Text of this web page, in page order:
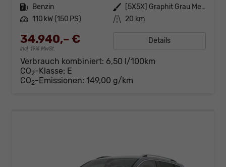
Kraftstoff Benzin Außenfarbe
[5X5X] Graphit Grau Metallic
Leistung 110 kW (150 PS) Kilometerstand 20 km
34.940,– €
incl. 19% MwSt.
Details
Verbrauch kombiniert: 6,50 l/100km
CO2-Klasse: E
CO2-Emissionen: 149,00 g/km